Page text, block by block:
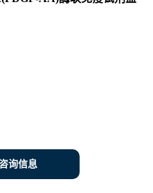
询信息